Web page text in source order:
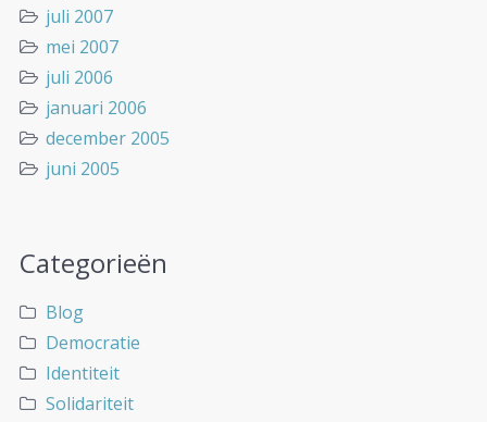
juli 2007
mei 2007
juli 2006
januari 2006
december 2005
juni 2005
Categorieën
Blog
Democratie
Identiteit
Solidariteit